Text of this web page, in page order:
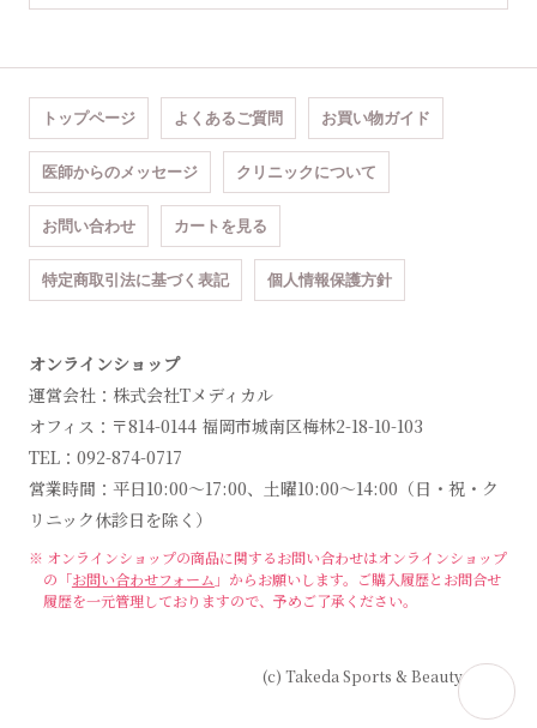
トップページ よくあるご質問 お買い物ガイド
医師からのメッセージ クリニックについて
お問い合わせ カートを見る
特定商取引法に基づく表記 個人情報保護方針
オンラインショップ
運営会社：株式会社Tメディカル
オフィス：〒814-0144 福岡市城南区梅林2-18-10-103
TEL：092-874-0717
営業時間：平日10:00～17:00、土曜10:00～14:00（日・祝・ク
リニック休診日を除く）
※ オンラインショップの商品に関するお問い合わせはオンラインショップ
の「お問い合わせフォーム 」からお願いします。 ご購入履歴とお問合せ
履歴を一元管理しておりますので、予めご了承ください。
(c) Takeda Sports & Beauty Clinic